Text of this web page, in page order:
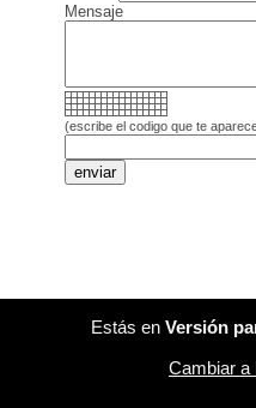
Mensaje
(escribe el codigo que te
Estás en Versión
Cambiar a